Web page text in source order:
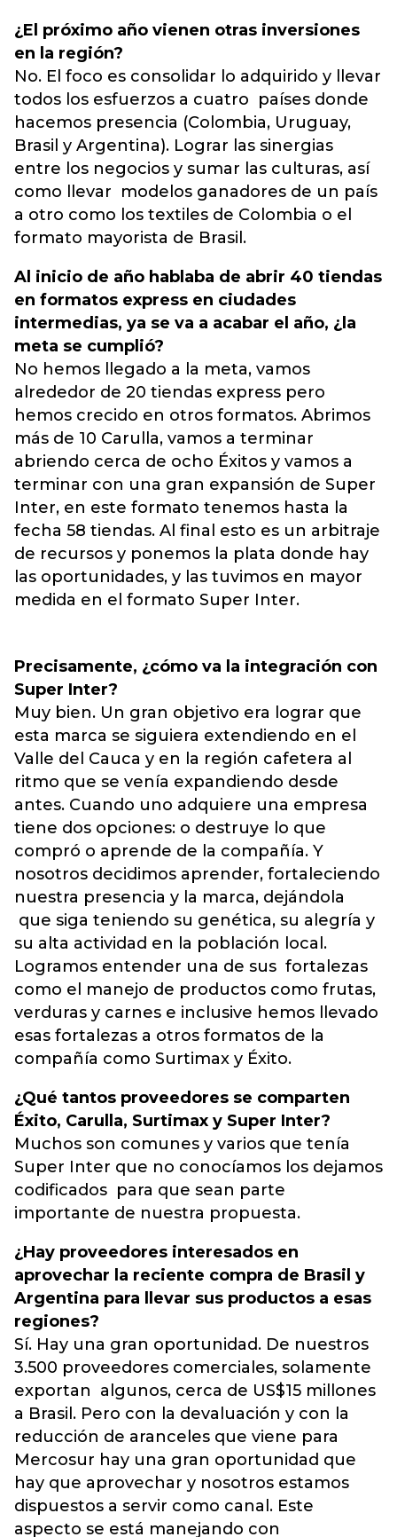
¿El próximo año vienen otras inversiones
en la región?
No. El foco es consolidar lo adquirido y llevar
todos los esfuerzos a cuatro países donde
hacemos presencia (Colombia, Uruguay,
Brasil y Argentina). Lograr las sinergias
entre los negocios y sumar las culturas, así
como llevar modelos ganadores de un país
a otro como los textiles de Colombia o el
formato mayorista de Brasil.
Al inicio de año hablaba de abrir 40 tiendas
en formatos express en ciudades
intermedias, ya se va a acabar el año, ¿la
meta se cumplió?
No hemos llegado a la meta, vamos
alrededor de 20 tiendas express pero
hemos crecido en otros formatos. Abrimos
más de 10 Carulla, vamos a terminar
abriendo cerca de ocho Éxitos y vamos a
terminar con una gran expansión de Super
Inter, en este formato tenemos hasta la
fecha 58 tiendas. Al final esto es un arbitraje
de recursos y ponemos la plata donde hay
las oportunidades, y las tuvimos en mayor
medida en el formato Super Inter.
Precisamente, ¿cómo va la integración con
Super Inter?
Muy bien. Un gran objetivo era lograr que
esta marca se siguiera extendiendo en el
Valle del Cauca y en la región cafetera al
ritmo que se venía expandiendo desde
antes. Cuando uno adquiere una empresa
tiene dos opciones: o destruye lo que
compró o aprende de la compañía. Y
nosotros decidimos aprender, fortaleciendo
nuestra presencia y la marca, dejándola
que siga teniendo su genética, su alegría y
su alta actividad en la población local.
Logramos entender una de sus fortalezas
como el manejo de productos como frutas,
verduras y carnes e inclusive hemos llevado
esas fortalezas a otros formatos de la
compañía como Surtimax y Éxito.
¿Qué tantos proveedores se comparten
Éxito, Carulla, Surtimax y Super Inter?
Muchos son comunes y varios que tenía
Super Inter que no conocíamos los dejamos
codificados para que sean parte
importante de nuestra propuesta.
¿Hay proveedores interesados en
aprovechar la reciente compra de Brasil y
Argentina para llevar sus productos a esas
regiones?
Sí. Hay una gran oportunidad. De nuestros
3.500 proveedores comerciales, solamente
exportan algunos, cerca de US$15 millones
a Brasil. Pero con la devaluación y con la
reducción de aranceles que viene para
Mercosur hay una gran oportunidad que
hay que aprovechar y nosotros estamos
dispuestos a servir como canal. Este
aspecto se está manejando con